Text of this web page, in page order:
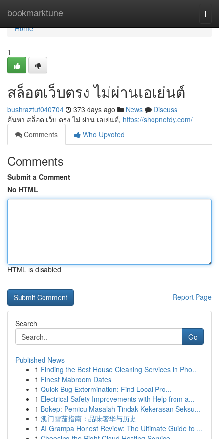
bookmarktune
Home
Home
1
สล็อตเว็บตรง ไม่ผ่านเอเย่นต์
bushraztuf040704 373 days ago News
Discuss
ค้นหา สล็อต เว็บ ตรง ไม่ ผ่าน เอเย่นต์, https://shopnetdy.com/
Comments
Who Upvoted
Comments
Submit a Comment
No HTML
HTML is disabled
Report Page
Search
Go
Published News
1 Finding the Best House Cleaning Services in Pho...
1 Finest Mabroom Dates
1 Quick Bug Extermination: Find Local Pro...
1 Electrical Safety Improvements with Help from a...
1 Bokep: Pemicu Masalah Tindak Kekerasan Seksu...
1 澳门雪茄指南：品味奢华与历史
1 AI Grampa Honest Review: The Ultimate Guide to ...